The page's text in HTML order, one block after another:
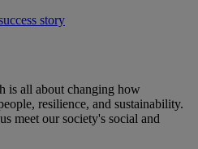
story
is all about changing how
resilience, and sustainability.
meet our society's social and